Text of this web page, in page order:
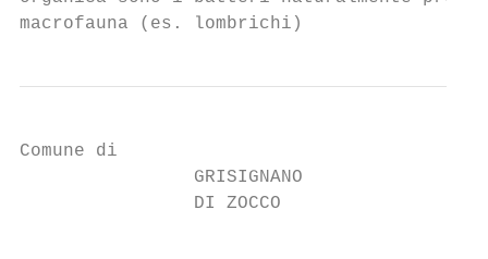
macrofauna (es. lombrichi)
Comune di
                GRISIGNANO
                DI ZOCCO